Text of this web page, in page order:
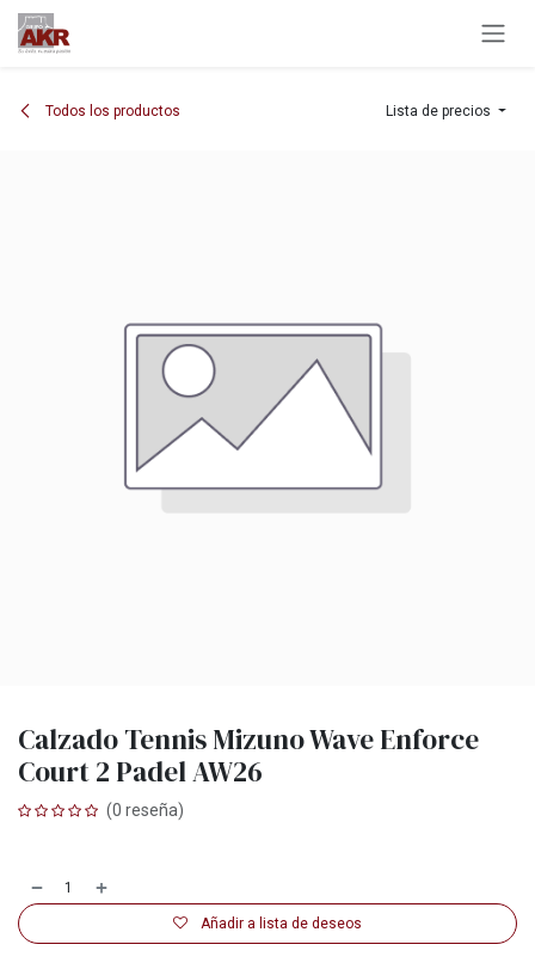
Ir al contenido
Todos los productos Lista de precios
Calzado Tennis Mizuno Wave Enforce
Court 2 Padel AW26
(0 reseña)
Añadir a lista de deseos